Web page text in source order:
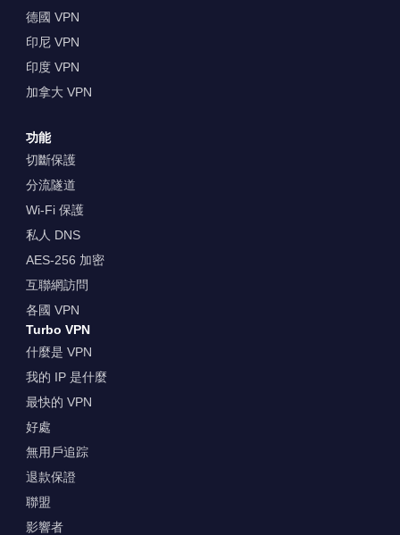
德國 VPN
印尼 VPN
印度 VPN
加拿大 VPN
功能
切斷保護
分流隧道
Wi-Fi 保護
私人 DNS
AES-256 加密
互聯網訪問
各國 VPN
Turbo VPN
什麼是 VPN
我的 IP 是什麼
最快的 VPN
好處
無用戶追踪
退款保證
聯盟
影響者